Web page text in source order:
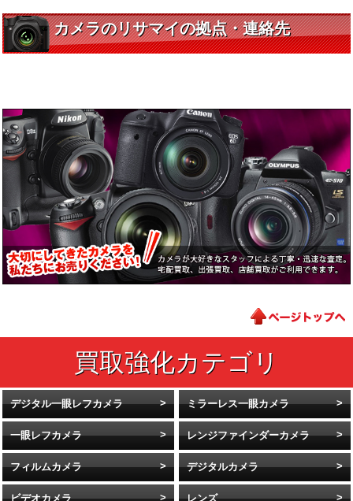
カメラのリサマイの拠点・連絡先
デジタル一眼レフカメラ ミラーレス一眼カメラ
一眼レフカメラ レンジファインダーカメラ
フィルムカメラ デジタルカメラ
ビデオカメラ レンズ